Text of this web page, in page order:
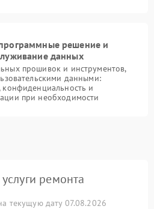
решение и
данных
прошивок и инструментов,
данными:
и
при необходимости
ремонта
текущую дату 07.08.2026